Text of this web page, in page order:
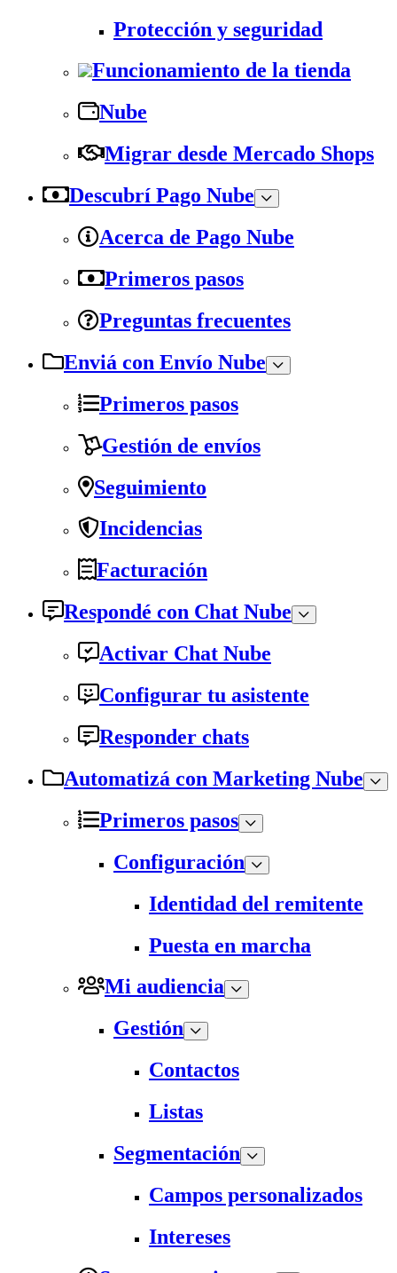
Protección y seguridad
Funcionamiento de la tienda
Nube
Migrar desde Mercado Shops
Descubrí Pago Nube
Acerca de Pago Nube
Primeros pasos
Preguntas frecuentes
Enviá con Envío Nube
Primeros pasos
Gestión de envíos
Seguimiento
Incidencias
Facturación
Respondé con Chat Nube
Activar Chat Nube
Configurar tu asistente
Responder chats
Automatizá con Marketing Nube
Primeros pasos
Configuración
Identidad del remitente
Puesta en marcha
Mi audiencia
Gestión
Contactos
Listas
Segmentación
Campos personalizados
Intereses